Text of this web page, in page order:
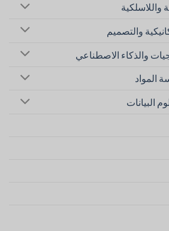
واللاسلكية
والتصميم
والذكاء الاصطناعي
المواد
البيانات